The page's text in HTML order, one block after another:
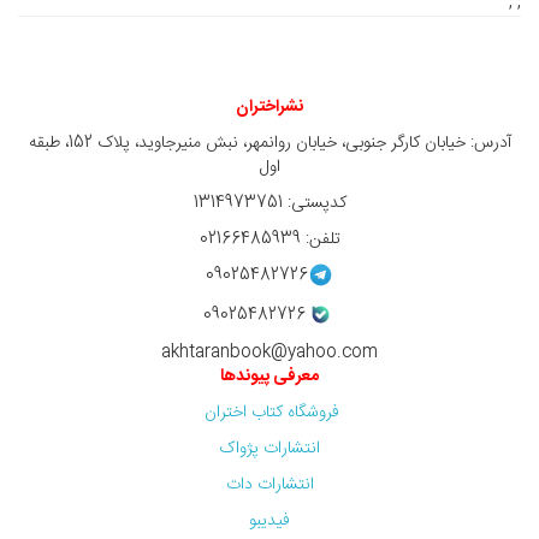
نشراختران
آدرس: خیابان کارگر جنوبی، خیابان روانمهر، نبش منیرجاوید، پلاک 152، طبقه
اول
کدپستی: 1314973751
تلفن: 02166485939
09025482726
09025482726
akhtaranbook@yahoo.com
معرفی پیوندها
فروشگاه کتاب اختران
انتشارات پژواک
انتشارات دات
فیدیبو